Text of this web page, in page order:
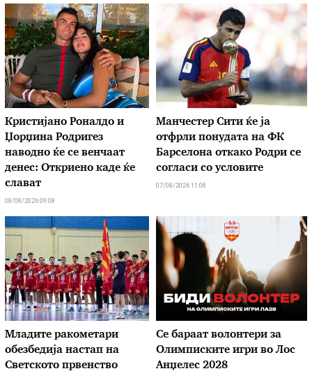
Кристијано Роналдо и
Џорџина Родригез
наводно ќе се венчаат
денес: Откриено каде ќе
слават
08/08/2026 09:08
Манчестер Сити ќе ја
отфрли понудата на ФК
Барселона откако Родри се
согласи со условите
07/08/2026 11:08
Младите ракометари
обезбедија настап на
Светското првенство
Се бараат волонтери за
Олимписките игри во Лос
Анџелес 2028